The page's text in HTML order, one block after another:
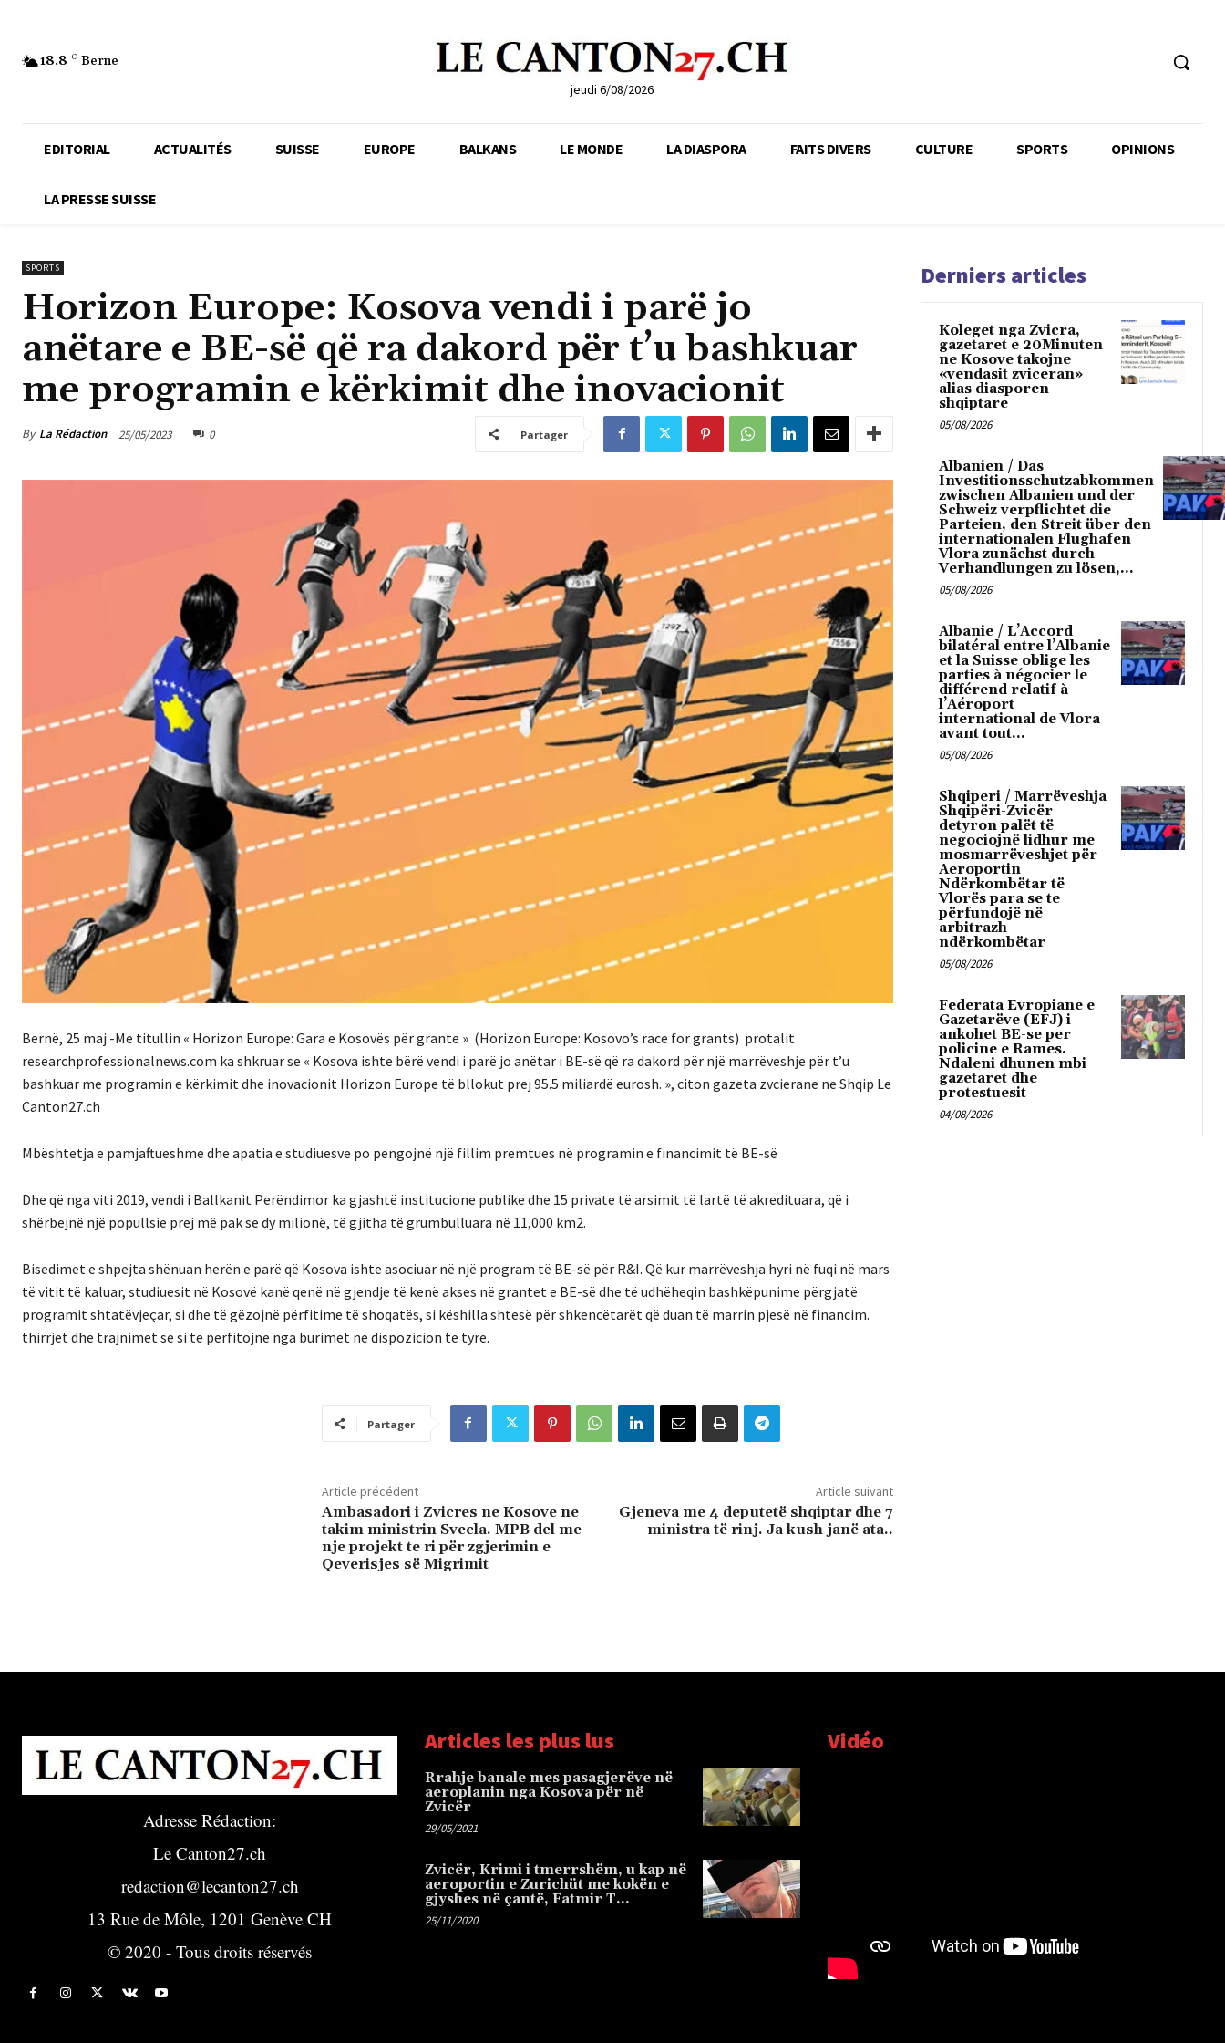
18.8 C Berne
jeudi 6/08/2026
EDITORIAL ACTUALITÉS SUISSE EUROPE BALKANS LE MONDE LA DIASPORA FAITS DIVERS CULTURE SPORTS OPINIONS
LA PRESSE SUISSE
SPORTS
Horizon Europe: Kosova vendi i parë jo
anëtare e BE-së që ra dakord për t’u bashkuar
me programin e kërkimit dhe inovacionit
By La Rédaction 25/05/2023 0 Partager
Bernë, 25 maj -Me titullin « Horizon Europe: Gara e Kosovës për grante » (Horizon Europe: Kosovo’s race for grants) protalit
researchprofessionalnews.com ka shkruar se « Kosova ishte bërë vendi i parë jo anëtar i BE-së që ra dakord për një marrëveshje për t’u
bashkuar me programin e kërkimit dhe inovacionit Horizon Europe të bllokut prej 95.5 miliardë eurosh. », citon gazeta zvcierane ne Shqip Le
Canton27.ch
Mbështetja e pamjaftueshme dhe apatia e studiuesve po pengojnë një fillim premtues në programin e financimit të BE-së
Dhe që nga viti 2019, vendi i Ballkanit Perëndimor ka gjashtë institucione publike dhe 15 private të arsimit të lartë të akredituara, që i
shërbejnë një popullsie prej më pak se dy milionë, të gjitha të grumbulluara në 11,000 km2.
Bisedimet e shpejta shënuan herën e parë që Kosova ishte asociuar në një program të BE-së për R&I. Që kur marrëveshja hyri në fuqi në mars
të vitit të kaluar, studiuesit në Kosovë kanë qenë në gjendje të kenë akses në grantet e BE-së dhe të udhëheqin bashkëpunime përgjatë
programit shtatëvjeçar, si dhe të gëzojnë përfitime të shoqatës, si këshilla shtesë për shkencëtarët që duan të marrin pjesë në financim.
thirrjet dhe trajnimet se si të përfitojnë nga burimet në dispozicion të tyre.
Partager
Article précédent
Ambasadori i Zvicres ne Kosove ne
takim ministrin Svecla. MPB del me
nje projekt te ri për zgjerimin e
Qeverisjes së Migrimit
Article suivant
Gjeneva me 4 deputetë shqiptar dhe 7
ministra të rinj. Ja kush janë ata..
Derniers articles
Koleget nga Zvicra,
gazetaret e 20Minuten
ne Kosove takojne
«vendasit zviceran»
alias diasporen
shqiptare
05/08/2026
Albanien / Das
Investitionsschutzabkommen
zwischen Albanien und der
Schweiz verpflichtet die
Parteien, den Streit über den
internationalen Flughafen
Vlora zunächst durch
Verhandlungen zu lösen,...
05/08/2026
Albanie / L’Accord
bilatéral entre l’Albanie
et la Suisse oblige les
parties à négocier le
différend relatif à
l’Aéroport
international de Vlora
avant tout...
05/08/2026
Shqiperi / Marrëveshja
Shqipëri-Zvicër
detyron palët të
negociojnë lidhur me
mosmarrëveshjet për
Aeroportin
Ndërkombëtar të
Vlorës para se te
përfundojë në
arbitrazh
ndërkombëtar
05/08/2026
Federata Evropiane e
Gazetarëve (EFJ) i
ankohet BE-se per
policine e Rames.
Ndaleni dhunen mbi
gazetaret dhe
protestuesit
04/08/2026
Adresse Rédaction:
Le Canton27.ch
redaction@lecanton27.ch
13 Rue de Môle, 1201 Genève CH
© 2020 - Tous droits réservés
Articles les plus lus
Rrahje banale mes pasagjerëve në
aeroplanin nga Kosova për në
Zvicër
29/05/2021
Zvicër, Krimi i tmerrshëm, u kap në
aeroportin e Zurichüt me kokën e
gjyshes në çantë, Fatmir T…
25/11/2020
Vidéo